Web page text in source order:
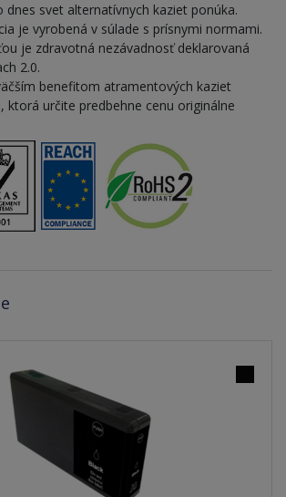
dnes svet alternatívnych kaziet ponúka.
je vyrobená v súlade s prísnymi normami.
je zdravotná nezávadnosť deklarovaná
2.0.
benefitom atramentových kaziet
ktorá určite predbehne cenu originálne